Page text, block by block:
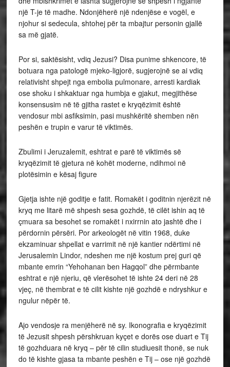
një T-je të madhe. Ndonjëherë një ndenjëse e vogël, e
njohur si sedecula, shtohej për ta mbajtur personin gjallë
sa më gjatë.
Por si, saktësisht, vdiq Jezusi? Disa punime shkencore, të
botuara nga patologë mjeko-ligjorë, sugjerojnë se ai vdiq
relativisht shpejt nga embolia pulmonare, arresti kardiak
ose shoku i shkaktuar nga humbja e gjakut, megjithëse
konsensusim në të gjitha rastet e kryqëzimit është
vendosur mbi asfiksimin, pasi mushkëritë shemben nën
peshën e trupin e varur të viktimës.
Zbulimi i Jeruzalemit, eshtrat e parë të viktimës së
kryqëzimit të gjetura në kohët moderne, ndihmoi në
plotësimin e kësaj figure
Gjetja ishte një goditje e fatit. Romakët i goditnin njerëzit në
kryq me litarë më shpesh sesa gozhdë, të cilët ishin aq të
çmuara sa besohet se romakët i nxirrnin ato jashtë dhe i
përdornin përsëri. Por arkeologët në vitin 1968, duke
ekzaminuar shpellat e varrimit në një kantier ndërtimi në
Jerusalemin Lindor, ndeshen me një kostum prej guri që
mbante emrin “Yehohanan ben Hagqol” dhe përmbante
eshtrat e një njeriu, që vlerësohet të ishte 24 deri në 28
vjeç, në thembrat e të cilit kishte një gozhdë e ndryshkur e
ngulur nëpër të.
Ajo vendosje ra menjëherë në sy. Ikonografia e kryqëzimit
të Jezusit shpesh përshkruan kyçet e dorës ose duart e Tij
të gozhduara në kryq – për të cilin studiuesit thonë, se nuk
do të kishte gjasa ta mbante peshën e Tij – ose një gozhdë